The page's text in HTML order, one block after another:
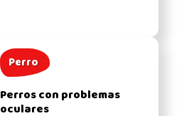
Perro
Perros con problemas
oculares